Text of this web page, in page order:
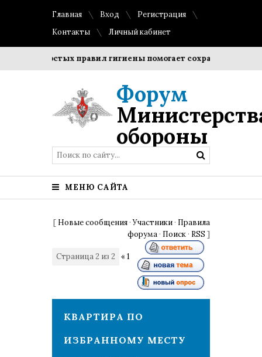
Главная Вход
Регистрация
Контакты
Личный кабинет
простых правил гигиены помогает сохранить
Форум
обороны
МЕНЮ САЙТА
[ Новые сообщения ·Участники · Правила
форума · Поиск · RSS ]
Страница2 из 2 « 1
КВАРТИРА ПО
ИЗБРАННОМУ МЕСТУ